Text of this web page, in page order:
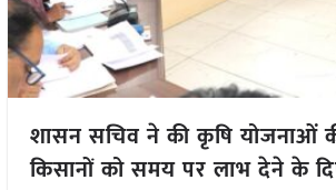
शासन सचिव ने की कृषि योजनाओं
किसानों को समय पर लाभ देने के